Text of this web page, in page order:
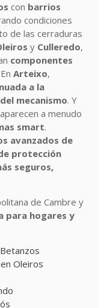
con barrios
condiciones
de las cerraduras
y Culleredo,
componentes
Arteixo,
a la
mecanismo. Y
aparecen a menudo
smart.
avanzados de
protección
seguros,
de Cambre y
para hogares y
Oleiros